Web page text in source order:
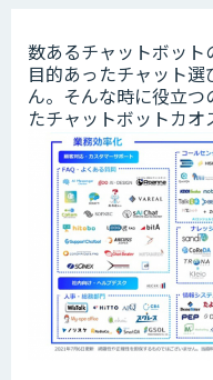
数あるチャットボッ
目的あったチャット
ん。そんな時に役立
たチャットボットカオ